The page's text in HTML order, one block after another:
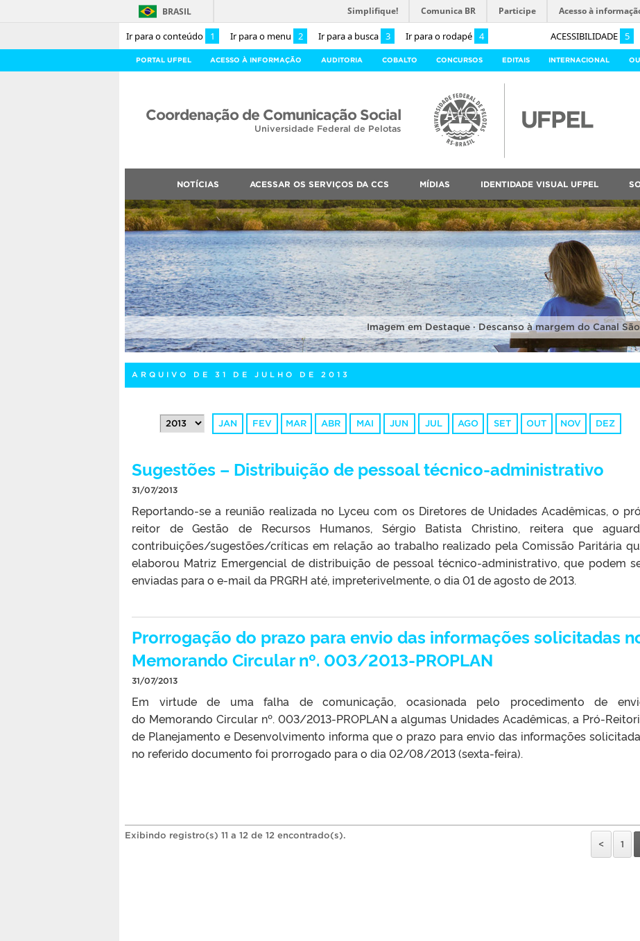
Ir para o conteúdo 1 Ir para o menu 2 Ir para a busca 3 Ir para o rodapé 4 ACESSIBILIDADE 5
BRASIL Simplifique! Comunica BR Participe Acesso à
PORTAL UFPEL ACESSO À INFORMAÇÃO AUDITORIA COBALTO CONCURSOS EDITAIS INTERNACIONAL
Coordenação de Comunicação Social
Universidade Federal de Pelotas
NOTÍCIAS ACESSAR OS SERVIÇOS DA CCS MÍDIAS IDENTIDADE VISUAL UFPEL
Imagem em Destaque · Descanso à margem do Canal
ARQUIVO DE 31 DE JULHO DE 2013
JAN FEV MAR ABR MAI JUN JUL AGO SET OUT NOV DEZ
Sugestões – Distribuição de pessoal técnico-administrativo
31/07/2013
Reportando-se a reunião realizada no Lyceu com os Diretores de Unidades Acadêmicas, o
reitor de Gestão de Recursos Humanos, Sérgio Batista Christino, reitera que
contribuições/sugestões/críticas em relação ao trabalho realizado pela Comissão Paritária
elaborou Matriz Emergencial de distribuição de pessoal técnico-administrativo, que podem
enviadas para o e-mail da PRGRH até, impreterivelmente, o dia 01 de agosto de 2013.
Prorrogação do prazo para envio das informações solicitadas
Memorando Circular nº. 003/2013-PROPLAN
31/07/2013
Em virtude de uma falha de comunicação, ocasionada pelo procedimento de
do Memorando Circular nº. 003/2013-PROPLAN a algumas Unidades Acadêmicas, a Pró-
de Planejamento e Desenvolvimento informa que o prazo para envio das informações
no referido documento foi prorrogado para o dia 02/08/2013 (sexta-feira).
Exibindo registro(s) 11 a 12 de 12 encontrado(s).
<
1